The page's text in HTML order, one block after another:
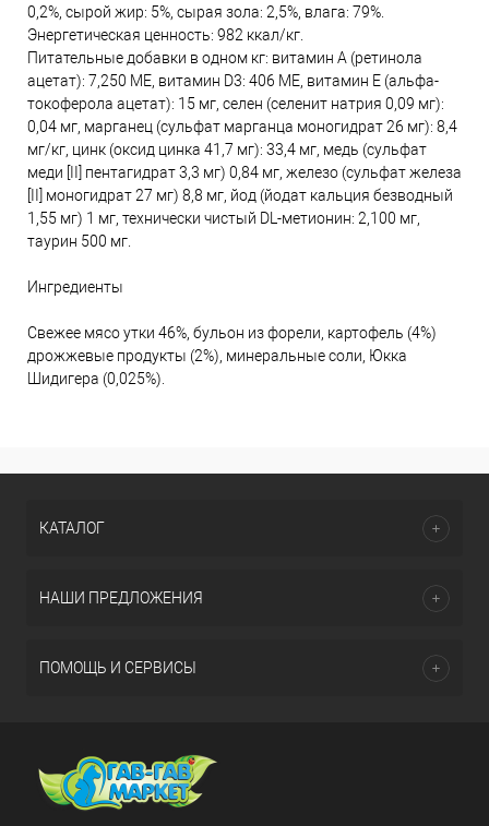
0,2%, сырой жир: 5%, сырая зола: 2,5%, влага: 79%.
Энергетическая ценность: 982 ккал/кг.
Питательные добавки в одном кг: витамин A (ретинола
ацетат): 7,250 МЕ, витамин D3: 406 МЕ, витамин Е (альфа-
токоферола ацетат): 15 мг, селен (селенит натрия 0,09 мг):
0,04 мг, марганец (сульфат марганца моногидрат 26 мг): 8,4
мг/кг, цинк (оксид цинка 41,7 мг): 33,4 мг, медь (сульфат
меди [II] пентагидрат 3,3 мг) 0,84 мг, железо (сульфат железа
[II] моногидрат 27 мг) 8,8 мг, йод (йодат кальция безводный
1,55 мг) 1 мг, технически чистый DL-метионин: 2,100 мг,
таурин 500 мг.
Ингредиенты
Свежее мясо утки 46%, бульон из форели, картофель (4%)
дрожжевые продукты (2%), минеральные соли, Юкка
Шидигера (0,025%).
КАТАЛОГ
НАШИ ПРЕДЛОЖЕНИЯ
ПОМОЩЬ И СЕРВИСЫ